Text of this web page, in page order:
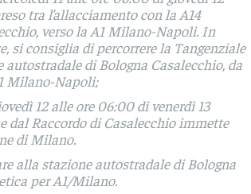
tra l’allacciamento con la A14
verso la A1 Milano-Napoli. In
si consiglia di percorrere la Tangenziale
di Bologna Casalecchio, da
Milano-Napoli;
12 alle ore 06:00 di venerdì 13
dal Raccordo di Casalecchio immette
di Milano.
alla stazione autostradale di Bologna
per A1/Milano.